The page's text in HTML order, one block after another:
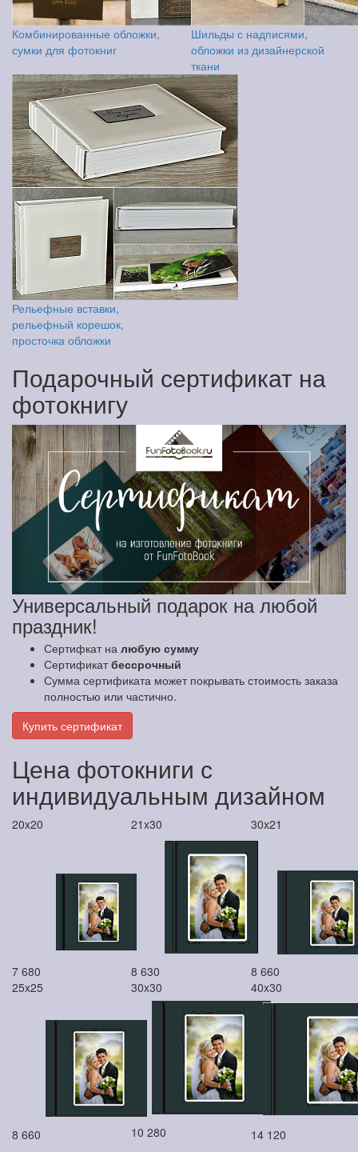
Комбинированные обложки,
сумки для фотокниг
Шильды с надписями,
обложки из дизайнерской
ткани
Рельефные вставки,
рельефный корешок,
просточка обложки
Подарочный сертификат на
фотокнигу
Универсальный подарок на любой
праздник!
Сертифкат на любую сумму
Сертификатбессрочный
Сумма сертификата может покрывать стоимость заказа
полностью или частично.
Купить сертификат
Цена фотокниги с
индивидуальным дизайном
20x20
7 680
21x30
8 630
30x21
8 660
25x25
8 660
30x30
10 280
40x30
14 120